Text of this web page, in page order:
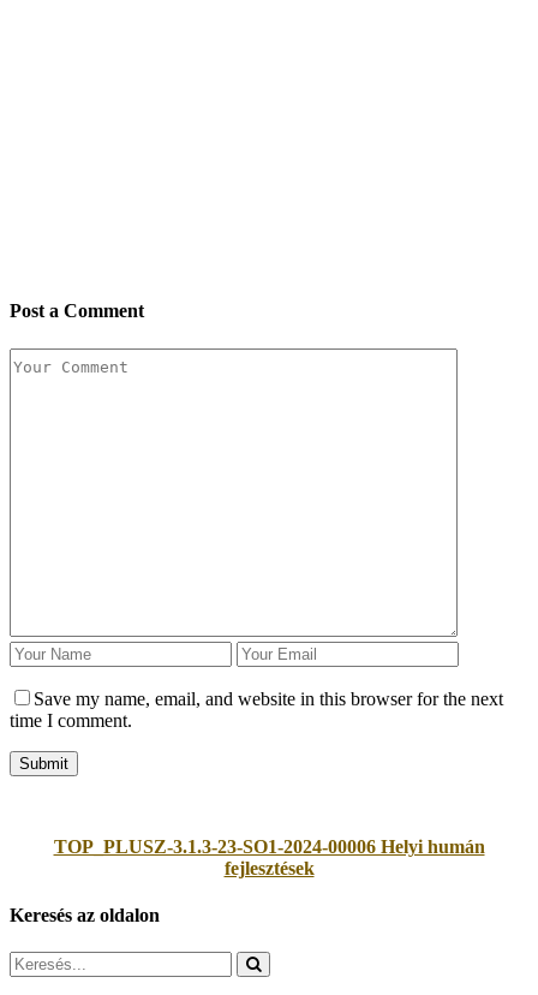
Post a Comment
Save my name, email, and website in this browser for the next
time I comment.
TOP_PLUSZ-3.1.3-23-SO1-2024-00006 Helyi humán
fejlesztések
Keresés az oldalon
Search
for: